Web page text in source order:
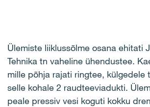
Ülemiste liiklussõlme osana ehitati
Tehnika tn vaheline ühendustee.
mille põhja rajati ringtee, külgedele
selle kohale 2 raudteeviadukti.
peale pressiv vesi koguti kokku